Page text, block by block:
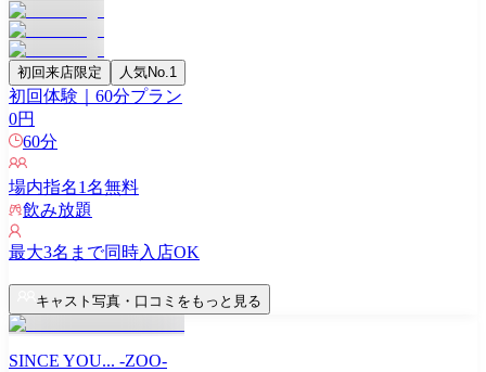
初回来店限定 人気No.1
初回体験｜60分プラン
0円
60分
場内指名1名無料
飲み放題
最大3名まで同時入店OK
キャスト写真・口コミをもっと見る
SINCE YOU... -ZOO-